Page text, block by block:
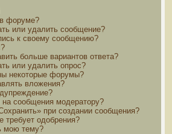
форуме?
или удалить сообщение?
к своему сообщению?
больше вариантов ответа?
или удалить опрос?
некоторые форумы?
вложения?
сообщения модератору?
при создании сообщения?
требует одобрения?
мою тему?